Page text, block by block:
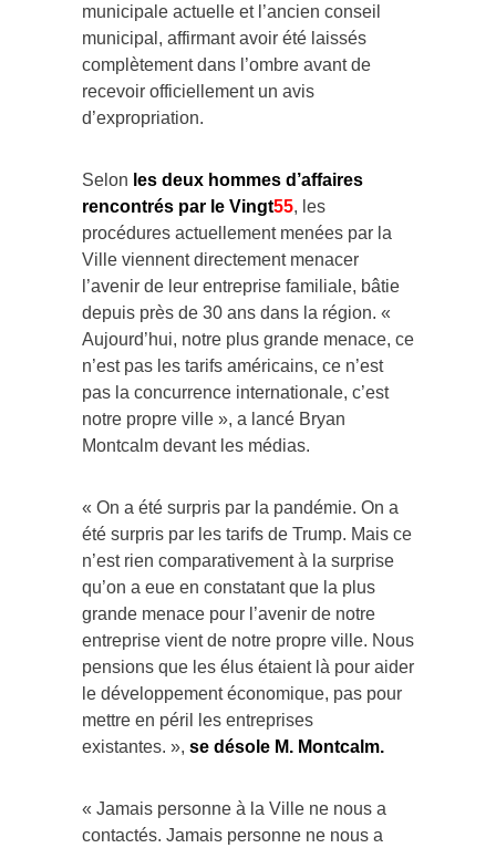
municipale actuelle et l’ancien conseil
municipal, affirmant avoir été laissés
complètement dans l’ombre avant de
recevoir officiellement un avis
d’expropriation.
Selon les deux hommes d’affaires
rencontrés par le Vingt55, les
procédures actuellement menées par la
Ville viennent directement menacer
l’avenir de leur entreprise familiale, bâtie
depuis près de 30 ans dans la région. «
Aujourd’hui, notre plus grande menace, ce
n’est pas les tarifs américains, ce n’est
pas la concurrence internationale, c’est
notre propre ville », a lancé Bryan
Montcalm devant les médias.
« On a été surpris par la pandémie. On a
été surpris par les tarifs de Trump. Mais ce
n’est rien comparativement à la surprise
qu’on a eue en constatant que la plus
grande menace pour l’avenir de notre
entreprise vient de notre propre ville. Nous
pensions que les élus étaient là pour aider
le développement économique, pas pour
mettre en péril les entreprises
existantes. », se désole M. Montcalm.
« Jamais personne à la Ville ne nous a
contactés. Jamais personne ne nous a